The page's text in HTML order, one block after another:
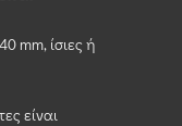
mm, ίσιες ή
είναι